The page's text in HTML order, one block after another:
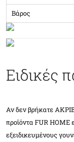
Βάρος
Ειδικές
Αν δεν βρήκατε
προϊόντα FUR HOME
εξειδικευμένους